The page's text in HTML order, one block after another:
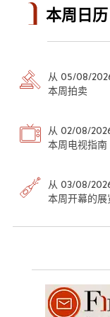
本周日历
从 05/08/
本周拍卖
从 02/08/
本周电视指南
从 03/08/
本周开幕的展